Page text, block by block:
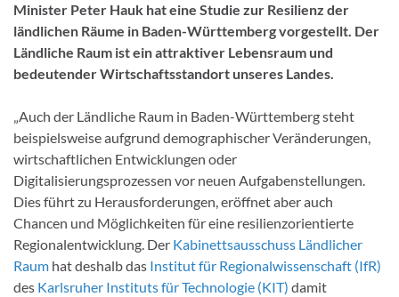
Minister Peter Hauk hat eine Studie zur Resilienz der
ländlichen Räume in Baden-Württemberg vorgestellt. Der
Ländliche Raum ist ein attraktiver Lebensraum und
bedeutender Wirtschaftsstandort unseres Landes.
„Auch der Ländliche Raum in Baden-Württemberg steht
beispielsweise aufgrund demographischer Veränderungen,
wirtschaftlichen Entwicklungen oder
Digitalisierungsprozessen vor neuen Aufgabenstellungen.
Dies führt zu Herausforderungen, eröffnet aber auch
Chancen und Möglichkeiten für eine resilienzorientierte
Regionalentwicklung. Der Kabinettsausschuss Ländlicher
Raum hat deshalb das Institut für Regionalwissenschaft (IfR)
des Karlsruher Instituts für Technologie (KIT) damit